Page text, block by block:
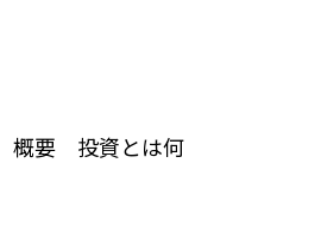
概要 投資とは何